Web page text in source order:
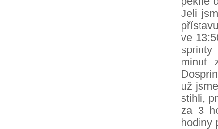
Jeli
ve
sprinty
minut
už
stihli,
za 3
hodiny